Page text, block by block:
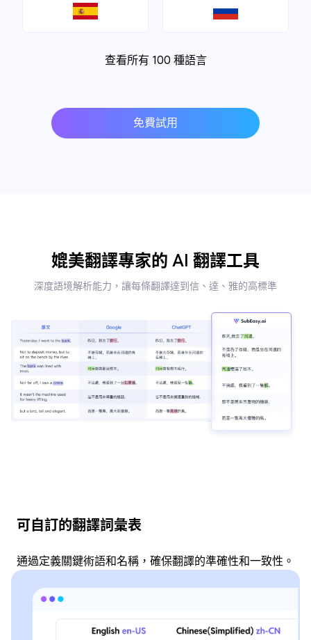
查看所有 100 種語言
免費試用
媲美翻譯專家的 AI 翻譯工具
深度語境解析能力，讓每條翻譯達到信、達、雅的高標準
可自訂的翻譯詞彙表
通過定義關鍵術語和名稱，確保翻譯的準確性和一致性。